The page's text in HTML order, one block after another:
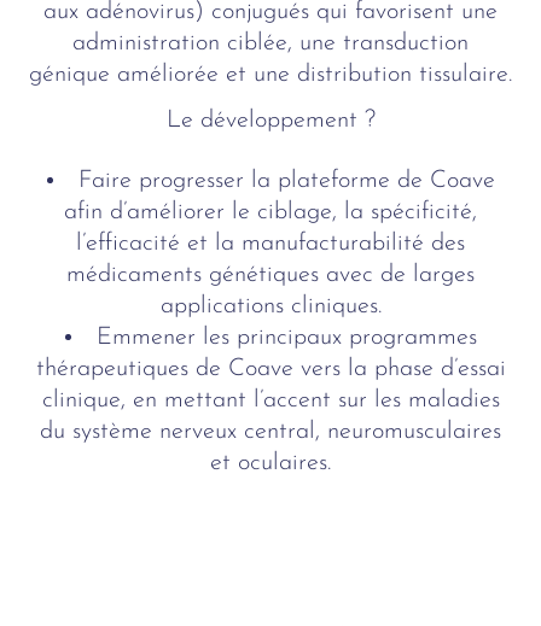
aux adénovirus) conjugués qui favorisent une
administration ciblée, une transduction
génique améliorée et une distribution tissulaire.
Le développement ?
Faire progresser la plateforme de Coave
afin d’améliorer le ciblage, la spécificité,
l’efficacité et la manufacturabilité des
médicaments génétiques avec de larges
applications cliniques.
Emmener les principaux programmes
thérapeutiques de Coave vers la phase d’essai
clinique, en mettant l’accent sur les maladies
du système nerveux central, neuromusculaires
et oculaires.